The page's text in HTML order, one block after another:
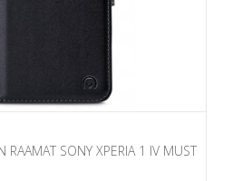
RAAMAT SONY XPERIA 1 IV MUST